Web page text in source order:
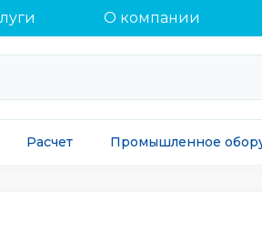
О компании
Расчет Промышленное